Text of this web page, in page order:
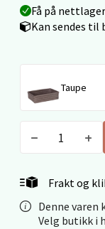
Få på nettlager
Kan sendes til
Taupe
Frakt og
Denne
Velg butikk i
0 i butikk
Åpent i dag
0 i butikk